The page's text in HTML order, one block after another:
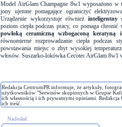
Model AirGlam Champagne 8w1 wyposażono w
jony ujemne pomagające ograniczyć
Urządzenie wykorzystuje również
poziom ciepła podczas pracy, co pomaga
powłoką ceramiczną wzbogaconą keratyną
równomierne rozprowadzanie ciepła podczas
powstawania miejsc o zbyt wysokiej
włosów. Suszarko-lokówka Cecotec AirGlam 8w1
Redakcja CentrumPR informuje, że artykuły,
użytkowników "Serwisów skupionych w Grupie
ich własnością i ich prywatnymi opiniami.
ich treść.
Nadesłał: